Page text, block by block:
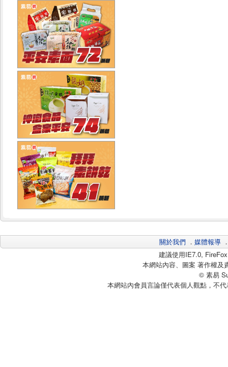
關於我們 ． 媒體報導
建議使用IE7.0,
本網站內容、圖案 著作權及
© 素易
本網站內會員言論僅代表個人觀點，不